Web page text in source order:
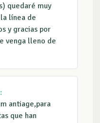
quedaré muy
línea de
y gracias por
venga lleno de
antiage,para
que han